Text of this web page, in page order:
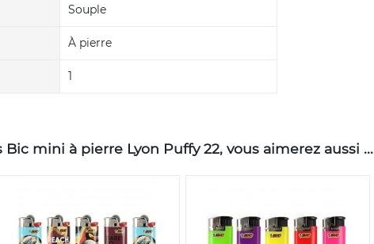
Souple
À pierre
1
mini à pierre Lyon Puffy 22, vous aimerez aussi ...